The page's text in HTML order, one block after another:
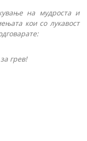
на мудроста и
кои со лукавост
грев!